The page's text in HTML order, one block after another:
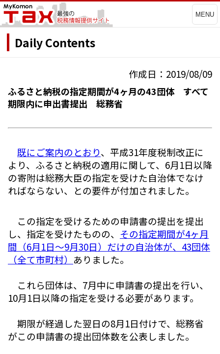
MENU
Daily Contents
作成日：2019/08/09
ふるさと納税の指定期間が4ヶ月の43団体 すべて
期限内に申出書提出 総務省
既にご案内のとおり、平成31年度税制改正に
より、ふるさと納税の適用に関して、6月1日以降
の寄附は総務大臣の指定を受けた自治体でなけ
ればならない、との要件が付加されました。
この指定を受けるための申請書の提出を提出
し、指定を受けたものの、 その指定期間が4ヶ月
間（6月1日～9月30日）だけの自治体が、43団体
（全て市町村） ありました。
これら団体は、7月中に申請書の提出を行い、
10月1日以降の指定を受ける必要があります。
期限が経過した翌日の8月1日付けで、総務省
がこの申請書の提出団体数を公表しました。